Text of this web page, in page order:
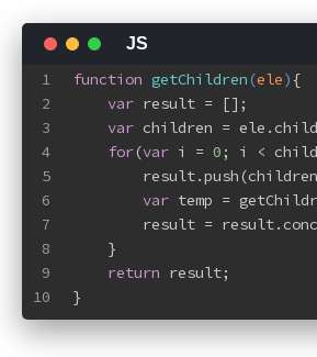
1
2
3
4
5
6
7
8
9
10
function getChildren (ele) {
var result = [];
var children =
for(var i = 0; i <
var temp =
result =
    }
return result;
}